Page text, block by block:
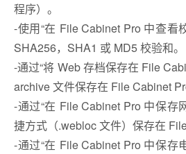
程序）。
-使用“在 File Cabinet Pro 中查看
SHA256，SHA1 或 MD5 校验和。
-通过“将 Web 存档保存在 File
archive 文件保存在 File Cabinet
-通过“在 File Cabinet Pro 中保存
捷方式（.webloc 文件）保存在
-通过“在 File Cabinet Pro 中保存